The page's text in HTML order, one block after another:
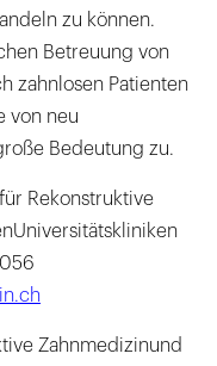
zu können.
Betreuung von
zahnlosen Patienten
von neu
Bedeutung zu.
Rekonstruktive
Zahnmedizinund